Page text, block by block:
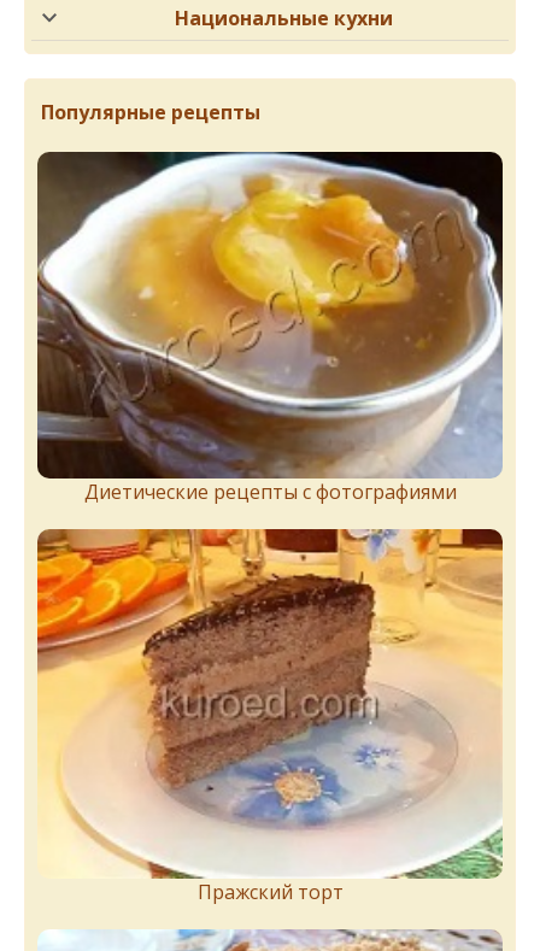
Национальные кухни
Популярные рецепты
Диетические рецепты с фотографиями
Пражский торт